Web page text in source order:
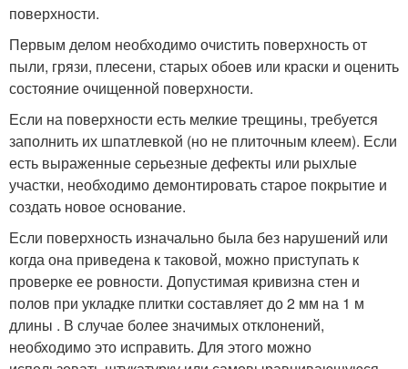
поверхности.
Первым делом необходимо очистить поверхность от
пыли, грязи, плесени, старых обоев или краски и оценить
состояние очищенной поверхности.
Если на поверхности есть мелкие трещины, требуется
заполнить их шпатлевкой (но не плиточным клеем). Если
есть выраженные серьезные дефекты или рыхлые
участки, необходимо демонтировать старое покрытие и
создать новое основание.
Если поверхность изначально была без нарушений или
когда она приведена к таковой, можно приступать к
проверке ее ровности. Допустимая кривизна стен и
полов при укладке плитки составляет до 2 мм на 1 м
длины . В случае более значимых отклонений,
необходимо это исправить. Для этого можно